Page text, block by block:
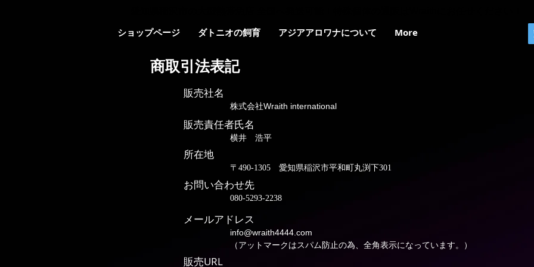
ショップページ ダトニオの飼育 アジアアロワナについて More
商取引法表記
販売社名
株式会社Wraith international
販売責任者氏名
横井 浩平
所在地
〒490-1305 愛知県稲沢市平和町丸渕下301
お問い合わせ先
080-5293-2238
メールアドレス
info@wraith4444.com
（アットマークはスパム防止の為、全角表示になっています。）
販売URL